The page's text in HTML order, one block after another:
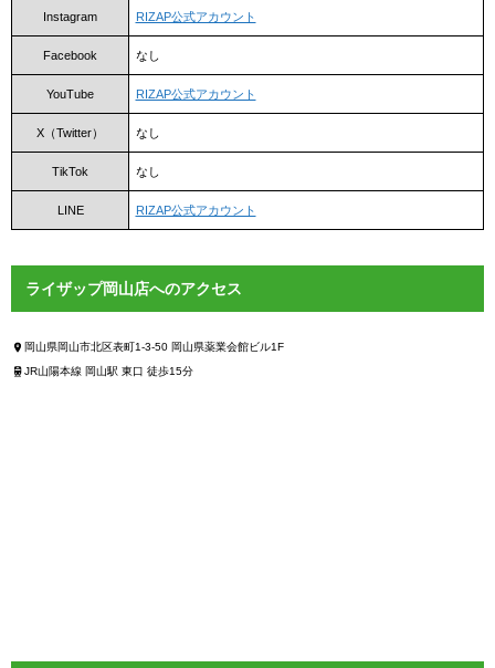
Instagram RIZAP公式アカウント
Facebook なし
YouTube RIZAP公式アカウント
X（Twitter） なし
TikTok なし
LINE RIZAP公式アカウント
ライザップ岡山店へのアクセス
岡山県岡山市北区表町1-3-50 岡山県薬業会館ビル1F
JR山陽本線 岡山駅 東口 徒歩15分